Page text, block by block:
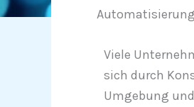
Viele
sich durch
Umgebung